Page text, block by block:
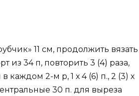
11 см, продолжить вязать
34 п, повторить 3 (4) раза,
каждом 2-м р, 1 х 4 (6) п., 2 (3) х
30 п. для выреза